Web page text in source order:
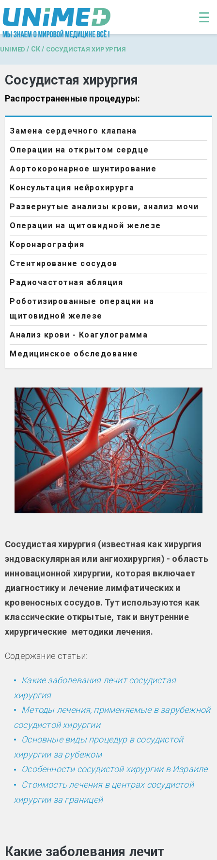
Перейти к основному содержанию
☰
UNIMED / СК / СОСУДИСТАЯ ХИРУРГИЯ
Сосудистая хирургия
Распространенные процедуры:
Замена сердечного клапана
Операции на открытом сердце
Аортокоронарное шунтирование
Консультация нейрохирурга
Развернутые анализы крови, анализ мочи
Операции на щитовидной железе
Коронарография
Стентирование сосудов
Радиочастотная абляция
Роботизированные операции на
щитовидной железе
Анализ крови - Коагулограмма
Медицинское обследование
Сосудистая хирургия (известная как хирургия
эндоваскулярная или ангиохирургия) - область
инновационной хирургии, которая включает
диагностику и лечение лимфатических и
кровеносных сосудов. Тут используются как
классические открытые, так и внутренние
хирургические методики лечения.
Содержание статьи:
Какие заболевания лечит сосудистая
хирургия
Методы лечения, применяемые в зарубежной
сосудистой хирургии
Основные виды процедур в сосудистой
хирургии за рубежом
Особенности сосудистой хирургии в Израиле
Стоимость лечения в центрах сосудистой
хирургии за границей
Какие заболевания лечит